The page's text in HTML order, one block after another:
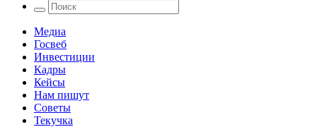
Медиа
Госвеб
Инвестиции
Кадры
Кейсы
Нам пишут
Советы
Текучка